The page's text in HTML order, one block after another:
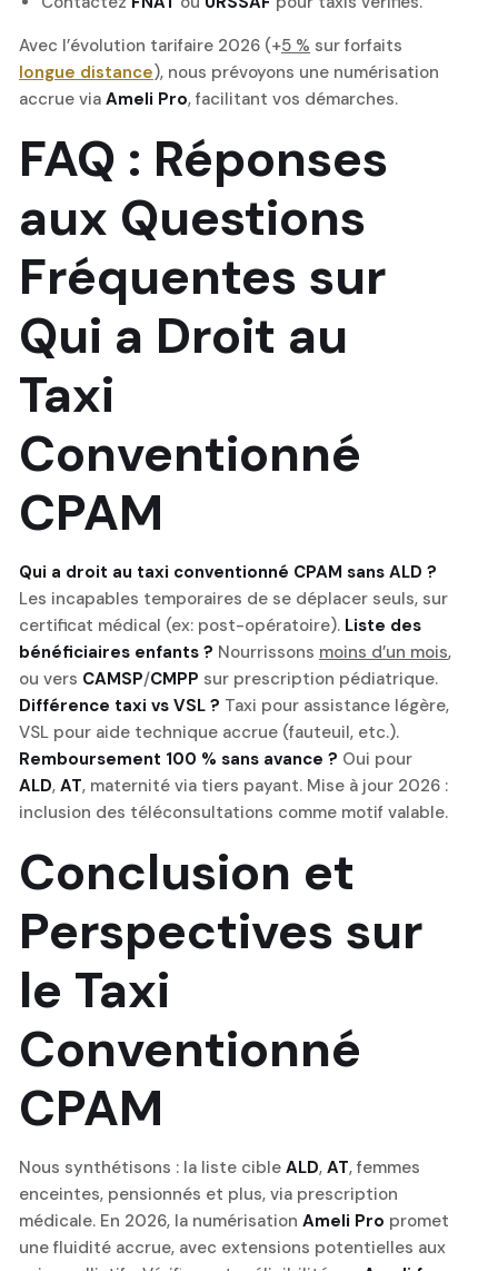
Avec l’évolution tarifaire 2026 (+5 % sur forfaits
longue distance), nous prévoyons une numérisation
accrue via Ameli Pro, facilitant vos démarches.
FAQ : Réponses
aux Questions
Fréquentes sur
Qui a Droit au
Taxi
Conventionné
CPAM
Qui a droit au taxi conventionné CPAM sans ALD ?
Les incapables temporaires de se déplacer seuls, sur
certificat médical (ex: post-opératoire). Liste des
bénéficiaires enfants ? Nourrissons moins d’un mois,
ou vers CAMSP/CMPP sur prescription pédiatrique.
Différence taxi vs VSL ? Taxi pour assistance légère,
VSL pour aide technique accrue (fauteuil, etc.).
Remboursement 100 % sans avance ? Oui pour
ALD, AT, maternité via tiers payant. Mise à jour 2026 :
inclusion des téléconsultations comme motif valable.
Conclusion et
Perspectives sur
le Taxi
Conventionné
CPAM
Nous synthétisons : la liste cible ALD, AT, femmes
enceintes, pensionnés et plus, via prescription
médicale. En 2026, la numérisation Ameli Pro promet
une fluidité accrue, avec extensions potentielles aux